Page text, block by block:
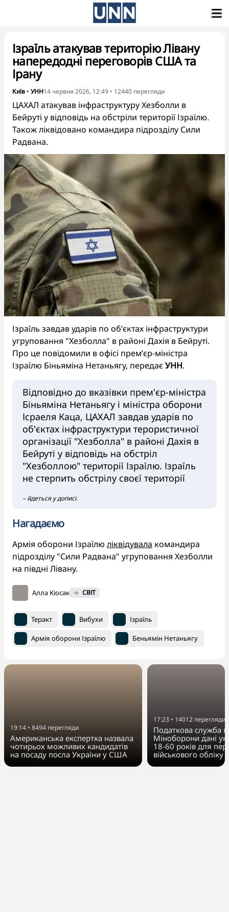
Ізраїль атакував територію Лівану
напередодні переговорів США та
Ірану
Київ • УНН14 червня 2026, 12:49 • 12440 перегляди
ЦАХАЛ атакував інфраструктуру Хезболли в
Бейруті у відповідь на обстріли території Ізраїлю.
Також ліквідовано командира підрозділу Сили
Радвана.
Ізраїль завдав ударів по об’єктах інфраструктури
угруповання "Хезболла" в районі Дахія в Бейруті.
Про це повідомили в офісі прем’єр-міністра
Ізраїлю Біньяміна Нетаньягу, передає УНН.
Відповідно до вказівки прем'єр-міністра
Біньяміна Нетаньягу і міністра оборони
Ісраеля Каца, ЦАХАЛ завдав ударів по
об'єктах інфраструктури терористичної
організації "Хезболла" в районі Дахія в
Бейруті у відповідь на обстріл
"Хезболлою" території Ізраїлю. Ізраїль
не стерпить обстрілу своєї території
– йдеться у дописі.
Нагадаємо
Армія оборони Ізраїлю ліквідувала командира
підрозділу "Сили Радвана" угруповання Хезболли
на півдні Лівану.
Алла Кіосак СВІТ
Теракт Вибухи Ізраїль
Армія оборони Ізраїлю Беньямін Нетаньягу
19:14 • 8494 перегляди
Американська експертка назвала
чотирьох можливих кандидатів
на посаду посла України у США
17:23 • 14012 перегляди
Податкова служба
Міноборони дані
18-60 років для
військового обліку